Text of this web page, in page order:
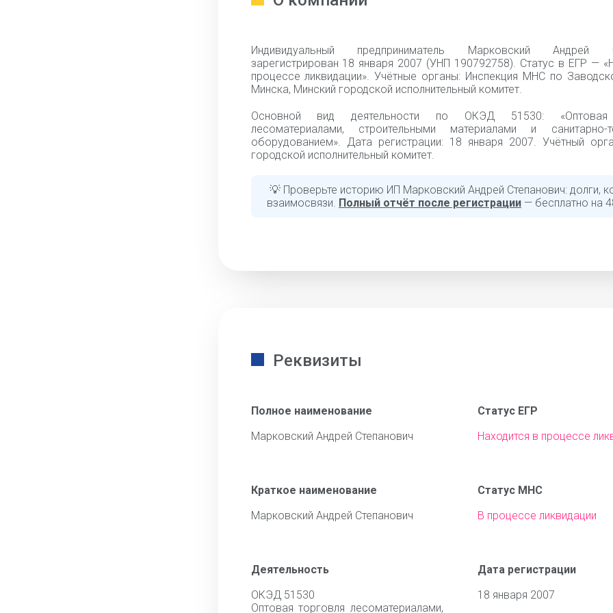
Индивидуальный предприниматель Марковский Андрей
зарегистрирован 18 января 2007 (УНП 190792758). Статус в ЕГР —
процессе ликвидации». Учётные органы: Инспекция МНС по
Минска, Минский городской исполнительный комитет.
Основной вид деятельности по ОКЭД 51530: «Оптовая
лесоматериалами, строительными материалами и санитарно-
оборудованием». Дата регистрации: 18 января 2007. Учётный
городской исполнительный комитет.
💡 Проверьте историю ИП Марковский Андрей Степанович: долги,
взаимосвязи. Полный отчёт после регистрации — бесплатно на
Реквизиты
Полное наименование
Марковский Андрей Степанович
Статус ЕГР
Находится в процессе
Краткое наименование
Марковский Андрей Степанович
Статус МНС
В процессе ликвидации
Деятельность
ОКЭД 51530
Оптовая торговля лесоматериалами,
Дата регистрации
18 января 2007